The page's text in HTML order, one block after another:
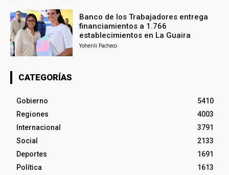
Banco de los Trabajadores entrega
financiamientos a 1.766
establecimientos en La Guaira
Yohenli Pacheco
CATEGORÍAS
Gobierno
5410
Regiones
4003
Internacional
3791
Social
2133
Deportes
1691
Política
1613